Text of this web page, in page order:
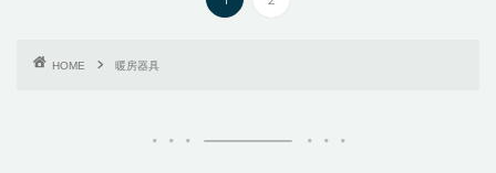
HOME 暖房器具